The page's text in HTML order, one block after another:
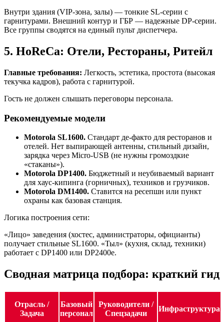
Внутри здания (VIP-зона, залы) — тонкие SL-серии с
гарнитурами. Внешний контур и ГБР — надежные DP-серии.
Все группы сводятся на единый пульт диспетчера.
5. HoReCa: Отели, Рестораны, Ритейл
Главные требования: Легкость, эстетика, простота (высокая
текучка кадров), работа с гарнитурой.
Гость не должен слышать переговоры персонала.
Рекомендуемые модели
Motorola SL1600. Стандарт де-факто для ресторанов и
отелей. Нет выпирающей антенны, стильный дизайн,
зарядка через Micro-USB (не нужны громоздкие
«стаканы»).
Motorola DP1400. Бюджетный и неубиваемый вариант
для хаус-кипинга (горничных), техников и грузчиков.
Motorola DM1400. Ставится на ресепшн или пункт
охраны как базовая станция.
Логика построения сети:
«Лицо» заведения (хостес, администраторы, официанты)
получает стильные SL1600. «Тыл» (кухня, склад, техники)
работает с DP1400 или DP2400e.
Сводная матрица подбора: краткий гид
Отрасль /
Задача
Базовый
персонал
Руководители /
Спецзадачи
Инфраструктура